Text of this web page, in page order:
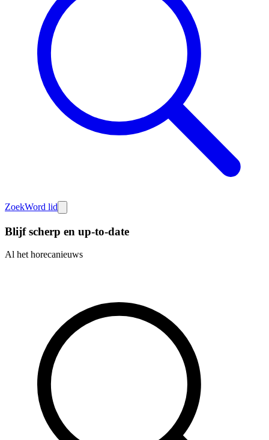
ZoekWord lid
Blijf scherp en up-to-date
Al het horecanieuws